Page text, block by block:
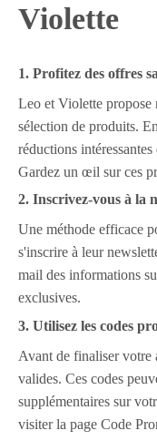
Violette
1. Profitez des offres
Leo et Violette propose
sélection de produits.
réductions
Gardez un œil sur ces
2. Inscrivez-vous à la
Une méthode efficace
s'inscrire à leur
mail des informations
exclusives.
3. Utilisez les codes
Avant de finaliser votre
valides. Ces codes
supplémentaires sur
visiter la page Code